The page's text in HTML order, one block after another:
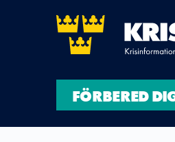
FÖRBERED